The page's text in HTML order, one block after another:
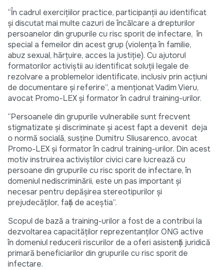
“În cadrul exercițiilor practice, participanții au identificat
și discutat mai multe cazuri de încălcare a drepturilor
persoanelor din grupurile cu risc sporit de infectare, în
special a femeilor din acest grup (violența în familie,
abuz sexual, hărțuire, acces la justiție). Cu ajutorul
formatorilor activiștii au identificat soluții legale de
rezolvare a problemelor identificate, inclusiv prin acțiuni
de documentare și referire”, a menționat Vadim Vieru,
avocat Promo-LEX și formator în cadrul training-urilor.
“Persoanele din grupurile vulnerabile sunt frecvent
stigmatizate și discriminate și acest fapt a devenit deja
o normă socială, susține Dumitru Sliusarenco, avocat
Promo-LEX și formator în cadrul training-urilor. Din acest
motiv instruirea activiștilor civici care lucrează cu
persoane din grupurile cu risc sporit de infectare, în
domeniul nediscriminării, este un pas important și
necesar pentru depășirea stereotipurilor și
prejudecăților, față de aceștia”.
Scopul de bază a training-urilor a fost de a contribui la
dezvoltarea capacităților reprezentanților ONG active
în domeniul reducerii riscurilor de a oferi asistență juridică
primară beneficiarilor din grupurile cu risc sporit de
infectare.